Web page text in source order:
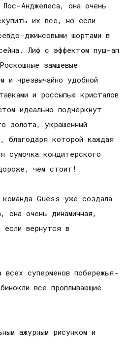
Анджелеса, она очень
их все, но если
джинсовыми шортами в
Лиф с эффектом пуш-ап
замшевые
и чрезвычайно удобной
и россыпью кристалов
идеально подчеркнут
золота, украшенный
благодаря которой каждая
сумочка кондитерского
чем стоит!
Guess уже создала
она очень динамичная,
если вернутся в
суперменов побережья-
все проплывающие
ажурным рисунком и